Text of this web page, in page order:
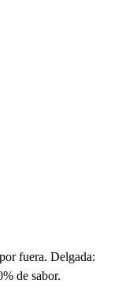
fuera. Delgada:
de sabor.